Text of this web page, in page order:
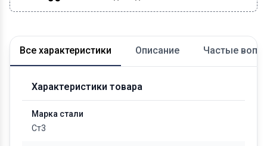
Все характеристики Описание Частые
Характеристики товара
Марка стали
Ст3